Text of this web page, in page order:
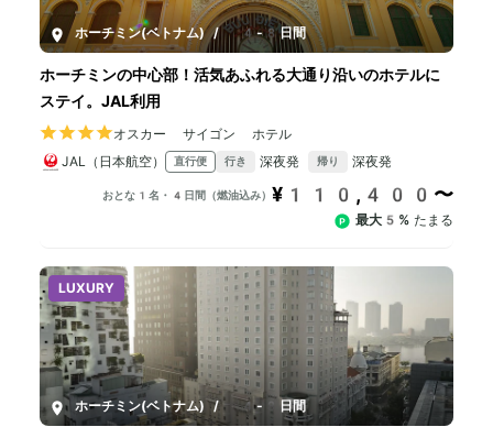
ホーチミン(ベトナム) / 4-8日間
ホーチミンの中心部！活気あふれる大通り沿いのホテルに
ステイ。JAL利用
オスカー サイゴン ホテル
JAL（日本航空）
直行便 行き 深夜発 帰り 深夜発
おとな1名・4日間（燃油込み） ¥110,400〜
最大5% たまる
LUXURY
ホーチミン(ベトナム) / 4-8日間